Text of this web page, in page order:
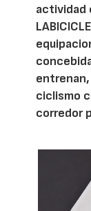
actividad
ciclismo
corredor